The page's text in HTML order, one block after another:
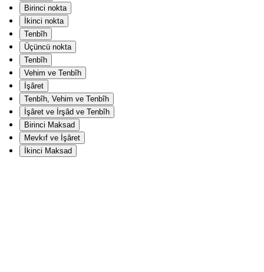
Birinci nokta
İkinci nokta
Tenbîh
Üçüncü nokta
Tenbîh
Vehim ve Tenbîh
İşâret
Tenbîh, Vehim ve Tenbîh
İşâret ve İrşâd ve Tenbîh
Birinci Maksad
Mevkıf ve İşâret
İkinci Maksad